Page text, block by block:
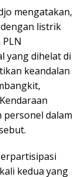
mengatakan,
listrik
yang dihelat di
keandalan
personel dalam
kedua yang